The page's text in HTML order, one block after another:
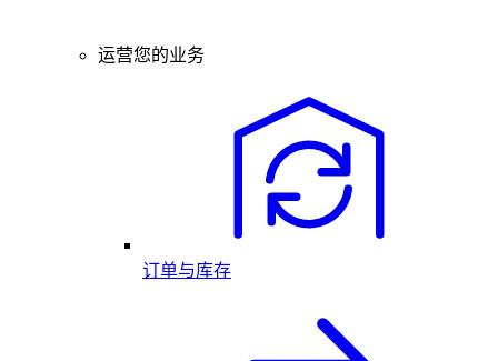
运营您的业务
订单与库存